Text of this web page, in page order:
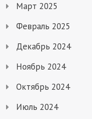
Март 2025
Февраль 2025
Декабрь 2024
Ноябрь 2024
Октябрь 2024
Июль 2024